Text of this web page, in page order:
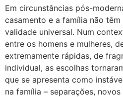
Em circunstâncias pós-
casamento e a família não
validade universal. Num
entre os homens e mulheres,
extremamente rápidas, de
individual, as escolhas
que se apresenta como
na família – separações,